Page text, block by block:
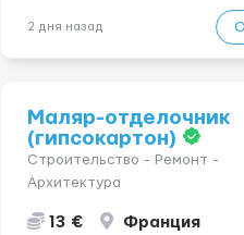
конфіденційність і професійну
Працюємо офіційно, поважаємо
2 дня назад
Маляр-отделочник
(гипсокартон)
Строительство - Ремонт -
Архитектура
13 € Франция